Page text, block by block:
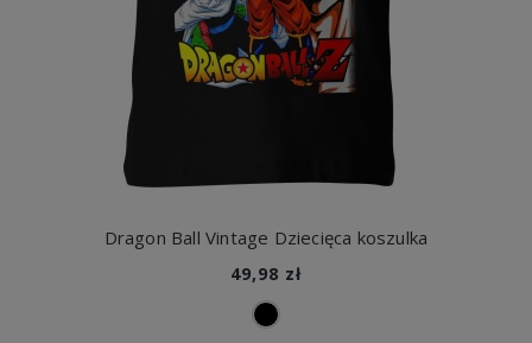
Dragon Ball Vintage Dziecięca koszulka
49,98 zł